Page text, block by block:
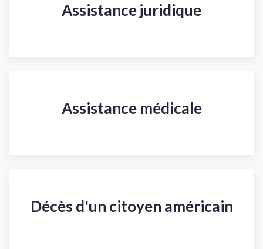
Assistance juridique
Assistance médicale
Décès d'un citoyen américain